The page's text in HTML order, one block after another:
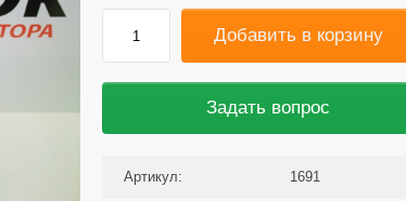
Добавить в корзину
Задать вопрос
Артикул: 1691